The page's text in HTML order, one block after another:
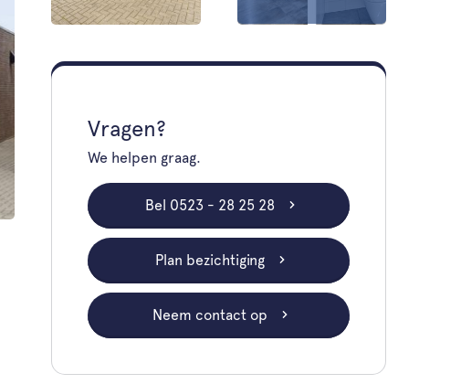
Vragen?
We helpen graag.
Bel 0523 - 28 25 28
Plan bezichtiging
Neem contact op